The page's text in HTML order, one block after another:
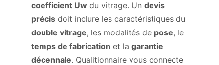
coefficient Uw du vitrage. Un devis
précis doit inclure les caractéristiques du
double vitrage, les modalités de pose, le
temps de fabrication et la garantie
décennale. Qualitionnaire vous connecte